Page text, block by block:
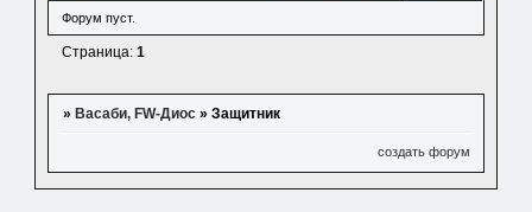
Форум пуст.
Страница:1
» Васаби, FW-Диос »Защитник
создать форум